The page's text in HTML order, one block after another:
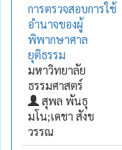
การตรวจสอบการใช้
อำนาจของผู้
พิพากษาศาล
ยุติธรรม
มหาวิทยาลัย
ธรรมศาสตร์
สุพล พันธุ
มโน;เดชา สังข
วรรณ